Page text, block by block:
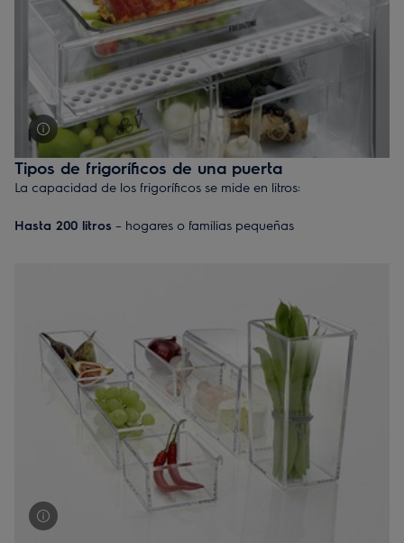
Tipos de frigoríficos de una puerta
La capacidad de los frigoríficos se mide en litros:
Hasta 200 litros – hogares o familias pequeñas
para que el aire pueda circular bien por dentro y así mejorar la